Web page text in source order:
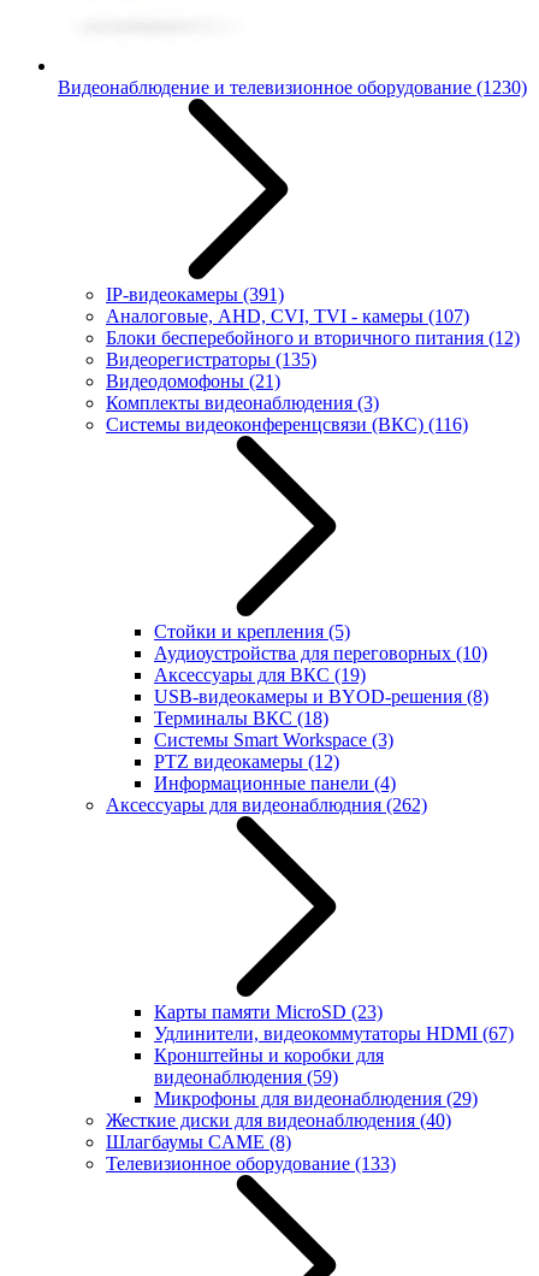
Видеонаблюдение и телевизионное оборудование (1230)
IP-видеокамеры (391)
Аналоговые, AHD, CVI, TVI - камеры (107)
Блоки бесперебойного и вторичного питания (12)
Видеорегистраторы (135)
Видеодомофоны (21)
Комплекты видеонаблюдения (3)
Системы видеоконференцсвязи (ВКС) (116)
Стойки и крепления (5)
Аудиоустройства для переговорных (10)
Аксессуары для ВКС (19)
USB-видеокамеры и BYOD-решения (8)
Терминалы ВКС (18)
Системы Smart Workspace (3)
PTZ видеокамеры (12)
Информационные панели (4)
Аксессуары для видеонаблюдния (262)
Карты памяти MicroSD (23)
Удлинители, видеокоммутаторы HDMI (67)
Кронштейны и коробки для
видеонаблюдения (59)
Микрофоны для видеонаблюдения (29)
Жесткие диски для видеонаблюдения (40)
Шлагбаумы CAME (8)
Телевизионное оборудование (133)